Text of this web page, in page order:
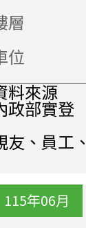
層
位
料來源
政部實登
友、員工
115年06月